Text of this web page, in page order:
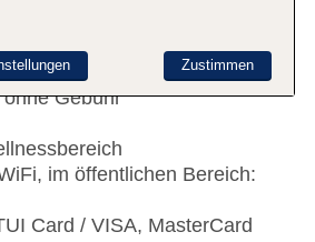
ohne Gebühr,
Gebühr
im öffentlichen Bereich:
Card / VISA, MasterCard
Zustimmen